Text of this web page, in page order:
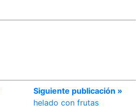
Siguiente publicación »
helado con frutas